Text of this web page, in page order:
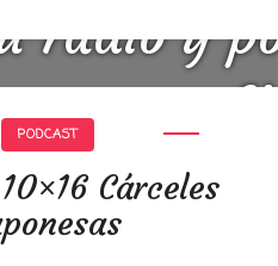
radio y
PODCAST
Cárceles